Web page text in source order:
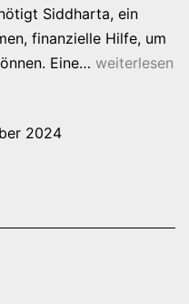
Siddharta, ein
finanzielle Hilfe, um
Eine… weiterlesen
2024